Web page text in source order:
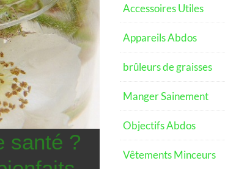
santé ?
Accessoires Utiles
Appareils Abdos
brûleurs de graisses
Manger Sainement
Objectifs Abdos
Vêtements Minceurs